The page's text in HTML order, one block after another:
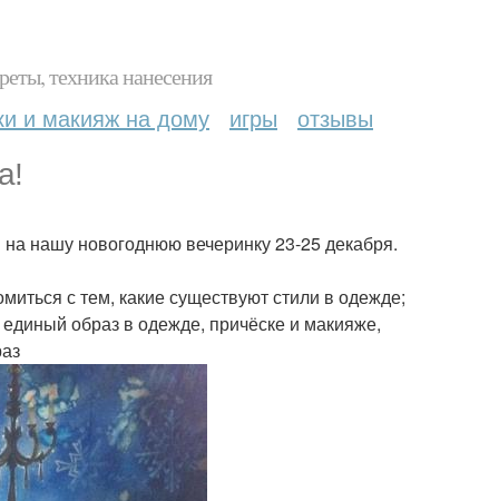
техника нанесения
и макияж на дому игры отзывы
нашу новогоднюю вечеринку 23-25 декабря.
с тем, какие существуют стили в одежде;
единый образ в одежде, причёске и макияже,